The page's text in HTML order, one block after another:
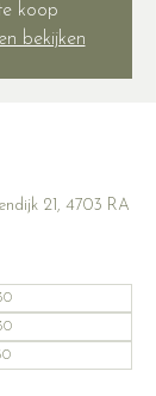
koop
bekijken
21, 4703 RA